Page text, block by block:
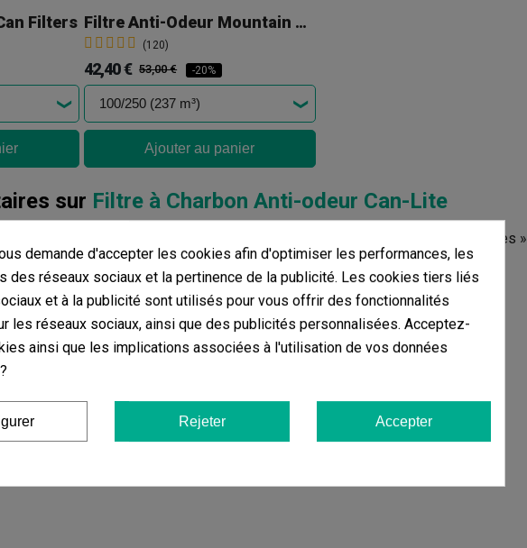
Filters Filtre Anti-Odeur Mountain Air
(120)
42,40 € 53,00 € -20%
Ajouter au panier
sur Filtre à Charbon Anti-odeur Can-Lite
dans votre langue, vérifiez-les tous en cliquant sur « avis dans d'autres langues ».
dans d’autres langues
demande d'accepter les cookies afin d'optimiser les performances, les
des réseaux sociaux et la pertinence de la publicité. Les cookies tiers liés
et à la publicité sont utilisés pour vous offrir des fonctionnalités
les réseaux sociaux, ainsi que des publicités personnalisées. Acceptez-
ainsi que les implications associées à l'utilisation de vos données
Rejeter Accepter